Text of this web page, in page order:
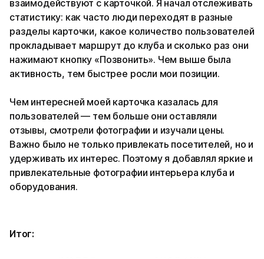
взаимодействуют с карточкой. Я начал отслеживать
статистику: как часто люди переходят в разные
разделы карточки, какое количество пользователей
прокладывает маршрут до клуба и сколько раз они
нажимают кнопку «Позвонить». Чем выше была
активность, тем быстрее росли мои позиции.
Чем интересней моей карточка казалась для
пользователей — тем больше они оставляли
отзывы, смотрели фотографии и изучали цены.
Важно было не только привлекать посетителей, но и
удерживать их интерес. Поэтому я добавлял яркие и
привлекательные фотографии интерьера клуба и
оборудования.
Итог: